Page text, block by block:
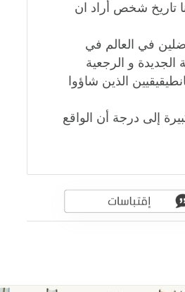
تاريخ شخص أراد ان
في العالم في
الجديدة و الرجعية
الذين شاؤوا
إلى درجة أن الواقع